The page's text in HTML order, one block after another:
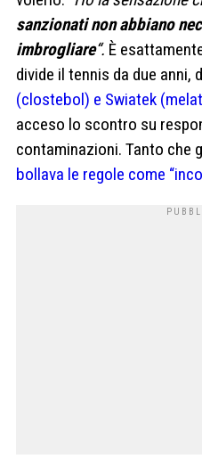
sanzionati non abbiano
imbrogliare“. È
divide il tennis da due anni,
(clostebol) e Swiatek
acceso lo scontro su
contaminazioni. Tanto che
bollava le regole come